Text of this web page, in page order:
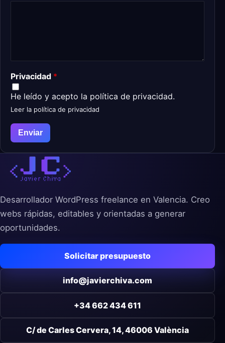
Privacidad *
He leído y acepto la política de privacidad.
Leer la política de privacidad
Enviar
Desarrollador WordPress freelance en Valencia. Creo
webs rápidas, editables y orientadas a generar
oportunidades.
Solicitar presupuesto
info@javierchiva.com
+34 662 434 611
C/ de Carles Cervera, 14, 46006 València